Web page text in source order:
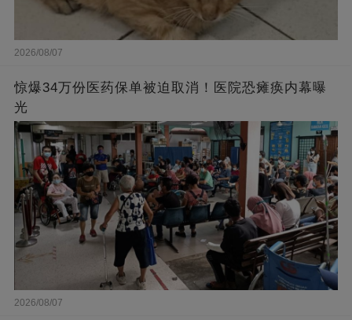
2026/08/07
惊爆34万份医药保单被迫取消！医院恐瘫痪内幕曝
光
2026/08/07